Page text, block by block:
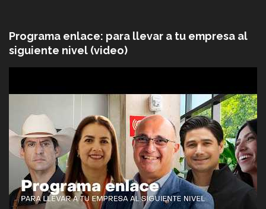
Programa enlace: para llevar a tu empresa al
siguiente nivel (video)